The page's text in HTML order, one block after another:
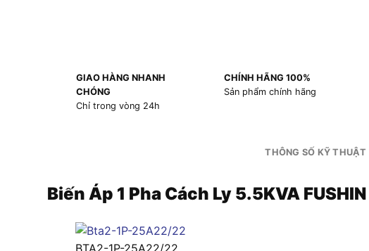
GIAO HÀNG NHANH
CHÓNG
Chỉ trong vòng 24h
CHÍNH HÃNG 100%
Sản phẩm chính hãng
THÔNG SỐ KỸ THUẬT
Biến Áp 1 Pha Cách Ly 5.5KVA